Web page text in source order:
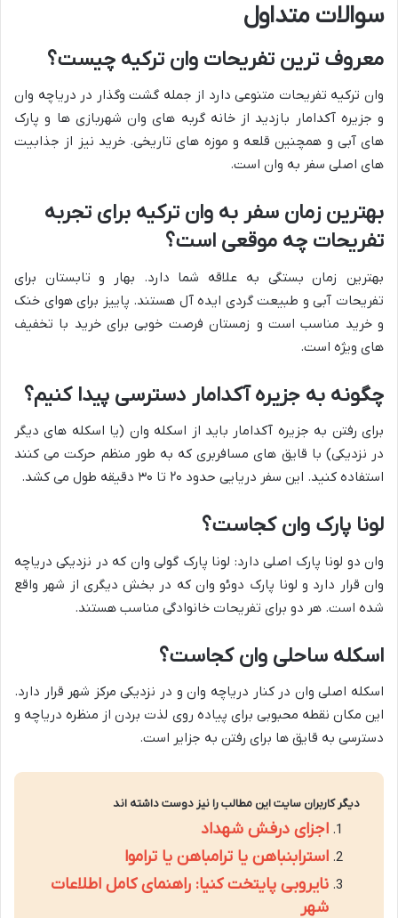
سوالات متداول
معروف ترین تفریحات وان ترکیه چیست؟
وان ترکیه تفریحات متنوعی دارد از جمله گشت وگذار در دریاچه وان
و جزیره آکدامار بازدید از خانه گربه های وان شهربازی ها و پارک
های آبی و همچنین قلعه و موزه های تاریخی. خرید نیز از جذابیت
های اصلی سفر به وان است.
بهترین زمان سفر به وان ترکیه برای تجربه
تفریحات چه موقعی است؟
بهترین زمان بستگی به علاقه شما دارد. بهار و تابستان برای
تفریحات آبی و طبیعت گردی ایده آل هستند. پاییز برای هوای خنک
و خرید مناسب است و زمستان فرصت خوبی برای خرید با تخفیف
های ویژه است.
چگونه به جزیره آکدامار دسترسی پیدا کنیم؟
برای رفتن به جزیره آکدامار باید از اسکله وان (یا اسکله های دیگر
در نزدیکی) با قایق های مسافربری که به طور منظم حرکت می کنند
استفاده کنید. این سفر دریایی حدود ۲۰ تا ۳۰ دقیقه طول می کشد.
لونا پارک وان کجاست؟
وان دو لونا پارک اصلی دارد: لونا پارک گولی وان که در نزدیکی دریاچه
وان قرار دارد و لونا پارک دوئو وان که در بخش دیگری از شهر واقع
شده است. هر دو برای تفریحات خانوادگی مناسب هستند.
اسکله ساحلی وان کجاست؟
اسکله اصلی وان در کنار دریاچه وان و در نزدیکی مرکز شهر قرار دارد.
این مکان نقطه محبوبی برای پیاده روی لذت بردن از منظره دریاچه و
دسترسی به قایق ها برای رفتن به جزایر است.
دیگر کاربران سایت این مطالب را نیز دوست داشته اند
اجزای درفش شهداد
استرابنباهن یا ترامباهن یا تراموا
نایروبی پایتخت کنیا: راهنمای کامل اطلاعات
شهر